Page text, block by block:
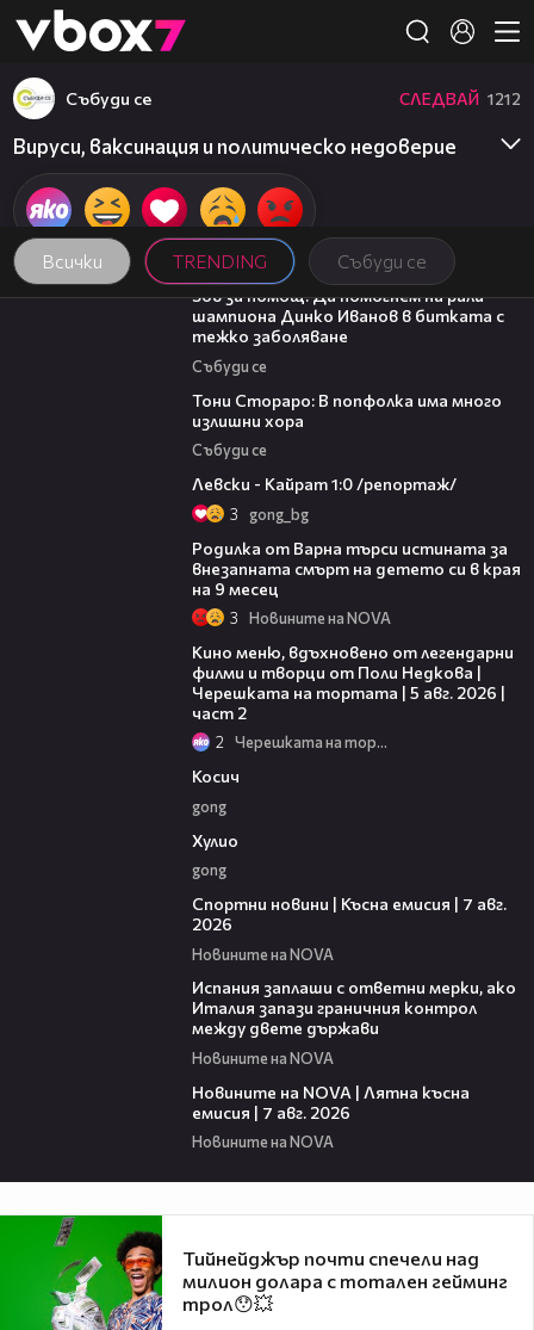
👾
Всички TRENDING Събуди се
Събуди се СЛЕДВАЙ 1212
Вируси, ваксинация и политическо недоверие
03:29
Зов за помощ: Да помогнем на рали
шампиона Динко Иванов в битката с
тежко заболяване
Събуди се
Тони Стораро: В попфолка има много
излишни хора
Събуди се
Левски - Кайрат 1:0 /репортаж/
3 gong_bg
Родилка от Варна търси истината за
внезапната смърт на детето си в края
на 9 месец
3 Новините на NOVA
Кино меню, вдъхновено от легендарни
филми и творци от Поли Недкова |
Черешката на тортата | 5 авг. 2026 |
част 2
2 Черешката на тортата
Косич
gong
Хулио
gong
Спортни новини | Късна емисия | 7 авг.
2026
Новините на NOVA
Испания заплаши с ответни мерки, ако
Италия запази граничния контрол
между двете държави
Новините на NOVA
Новините на NOVA | Лятна късна
емисия | 7 авг. 2026
Новините на NOVA
Тийнейджър почти спечели над
милион долара с тотален гейминг
трол😯💥